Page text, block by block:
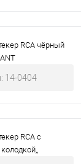
RCA чёрный
14-0404
RCA с